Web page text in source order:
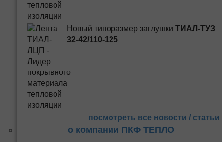
Новый типоразмер заглушки ТИАЛ-ТУЗ
32-42/110-125
посмотреть все новости / статьи
о компании ПКФ ТЕПЛО